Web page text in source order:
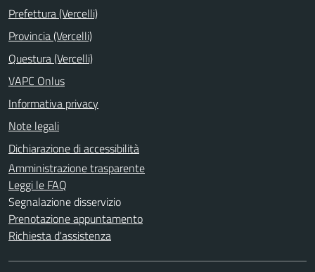
Prefettura (Vercelli)
Provincia (Vercelli)
Questura (Vercelli)
VAPC Onlus
Informativa privacy
Note legali
Dichiarazione di accessibilità
Amministrazione trasparente
Leggi le FAQ
Segnalazione disservizio
Prenotazione appuntamento
Richiesta d'assistenza